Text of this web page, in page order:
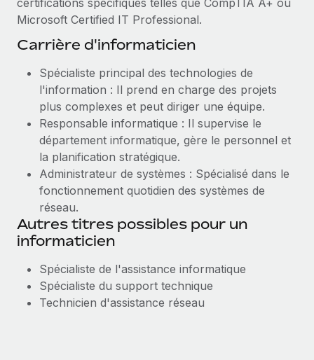
certifications spécifiques telles que CompTIA A+ ou
Microsoft Certified IT Professional.
Carrière d'informaticien
Spécialiste principal des technologies de
l'information : Il prend en charge des projets
plus complexes et peut diriger une équipe.
Responsable informatique : Il supervise le
département informatique, gère le personnel et
la planification stratégique.
Administrateur de systèmes : Spécialisé dans le
fonctionnement quotidien des systèmes de
réseau.
Autres titres possibles pour un
informaticien
Spécialiste de l'assistance informatique
Spécialiste du support technique
Technicien d'assistance réseau